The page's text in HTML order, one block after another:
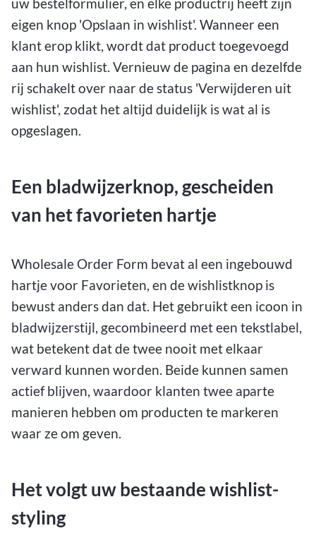
eigen knop 'Opslaan in wishlist'. Wanneer een
klant erop klikt, wordt dat product toegevoegd
aan hun wishlist. Vernieuw de pagina en dezelfde
rij schakelt over naar de status 'Verwijderen uit
wishlist', zodat het altijd duidelijk is wat al is
opgeslagen.
Een bladwijzerknop, gescheiden
van het favorieten hartje
Wholesale Order Form bevat al een ingebouwd
hartje voor Favorieten, en de wishlistknop is
bewust anders dan dat. Het gebruikt een icoon in
bladwijzerstijl, gecombineerd met een tekstlabel,
wat betekent dat de twee nooit met elkaar
verward kunnen worden. Beide kunnen samen
actief blijven, waardoor klanten twee aparte
manieren hebben om producten te markeren
waar ze om geven.
Het volgt uw bestaande wishlist-
styling